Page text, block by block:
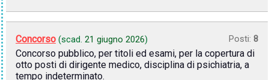
Concorso (scad. 21 giugno 2026) Posti: 8
Concorso pubblico, per titoli ed esami, per la copertura di
otto posti di dirigente medico, disciplina di psichiatria, a
tempo indeterminato.